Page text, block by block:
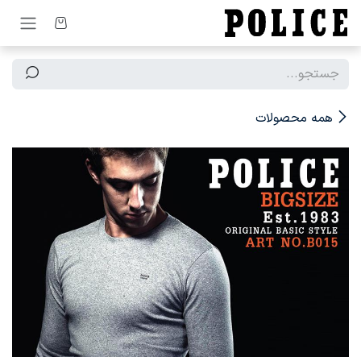
صرف نظر و مشاهده محتوا
همه محصولات